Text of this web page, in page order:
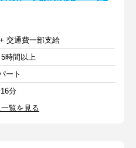
交通費一部支給
時間以上
ート
分
覧を見る